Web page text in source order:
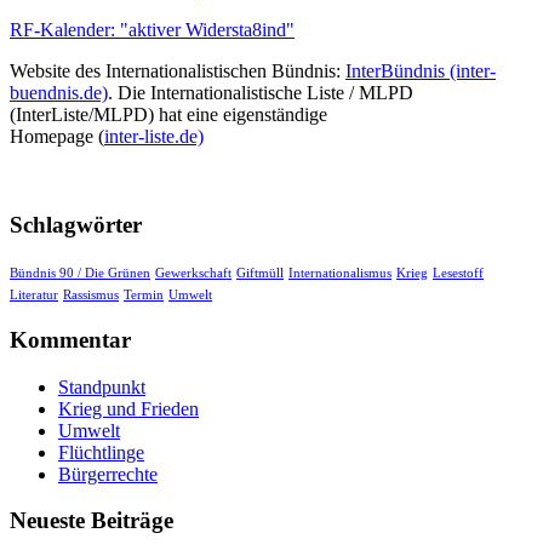
RF-Kalender: "aktiver Widersta8ind"
Website des Internationalistischen Bündnis: InterBündnis (inter-
buendnis.de). Die Internationalistische Liste / MLPD
(InterListe/MLPD) hat eine eigenständige
Homepage (inter-liste.de)
Schlagwörter
Bündnis 90 / Die Grünen Gewerkschaft Giftmüll Internationalismus Krieg Lesestoff
Literatur Rassismus Termin Umwelt
Kommentar
Standpunkt
Krieg und Frieden
Umwelt
Flüchtlinge
Bürgerrechte
Neueste Beiträge